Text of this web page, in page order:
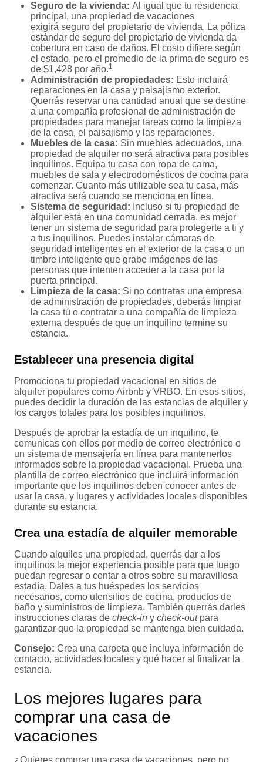
Seguro de la vivienda: Al igual que tu residencia
principal, una propiedad de vacaciones
exigirá seguro del propietario de vivienda. La póliza
estándar de seguro del propietario de vivienda da
cobertura en caso de daños. El costo difiere según
el estado, pero el promedio de la prima de seguro es
de $1,428 por año.1
Administración de propiedades: Esto incluirá
reparaciones en la casa y paisajismo exterior.
Querrás reservar una cantidad anual que se destine
a una compañía profesional de administración de
propiedades para manejar tareas como la limpieza
de la casa, el paisajismo y las reparaciones.
Muebles de la casa: Sin muebles adecuados, una
propiedad de alquiler no será atractiva para posibles
inquilinos. Equipa tu casa con ropa de cama,
muebles de sala y electrodomésticos de cocina para
comenzar. Cuanto más utilizable sea tu casa, más
atractiva será cuando se menciona en línea.
Sistema de seguridad: Incluso si tu propiedad de
alquiler está en una comunidad cerrada, es mejor
tener un sistema de seguridad para protegerte a ti y
a tus inquilinos. Puedes instalar cámaras de
seguridad inteligentes en el exterior de la casa o un
timbre inteligente que grabe imágenes de las
personas que intenten acceder a la casa por la
puerta principal.
Limpieza de la casa: Si no contratas una empresa
de administración de propiedades, deberás limpiar
la casa tú o contratar a una compañía de limpieza
externa después de que un inquilino termine su
estancia.
Establecer una presencia digital
Promociona tu propiedad vacacional en sitios de
alquiler populares como Airbnb y VRBO. En esos sitios,
puedes decidir la duración de las estancias de alquiler y
los cargos totales para los posibles inquilinos.
Después de aprobar la estadía de un inquilino, te
comunicas con ellos por medio de correo electrónico o
un sistema de mensajería en línea para mantenerlos
informados sobre la propiedad vacacional. Prueba una
plantilla de correo electrónico que incluirá información
importante que los inquilinos deben conocer antes de
usar la casa, y lugares y actividades locales disponibles
durante su estancia.
Crea una estadía de alquiler memorable
Cuando alquiles una propiedad, querrás dar a los
inquilinos la mejor experiencia posible para que luego
puedan regresar o contar a otros sobre su maravillosa
estadía. Dales a tus huéspedes los servicios
necesarios, como utensilios de cocina, productos de
baño y suministros de limpieza. También querrás darles
instrucciones claras de check-in y check-outpara
garantizar que la propiedad se mantenga bien cuidada.
Consejo: Crea una carpeta que incluya información de
contacto, actividades locales y qué hacer al finalizar la
estancia.
Los mejores lugares para
comprar una casa de
vacaciones